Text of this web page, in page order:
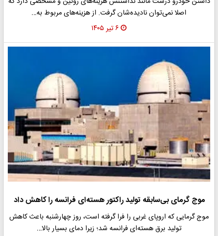
اصلا نمی‌توان نادیده‌شان گرفت. از هزینه‌های مربوط به…
۶ تیر ۱۴۰۵
موج گرمای بی‌سابقه تولید راکتور هسته‌ای فرانسه را کاهش داد
موج گرمایی که اروپای غربی را فرا گرفته است، روز چهارشنبه باعث کاهش
تولید برق هسته‌ای فرانسه شد؛ زیرا دمای بسیار بالا…